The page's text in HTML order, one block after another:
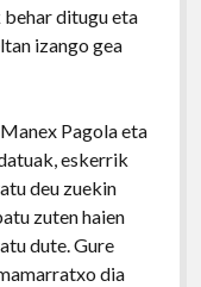
ditugu eta
izango gea
Pagola eta
eskerrik
deu zuekin
zuten haien
dute. Gure
dia